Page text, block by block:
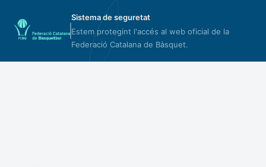
Sistema de seguretat
Estem protegint l'accés al web oficial de la
Federació Catalana de Bàsquet.